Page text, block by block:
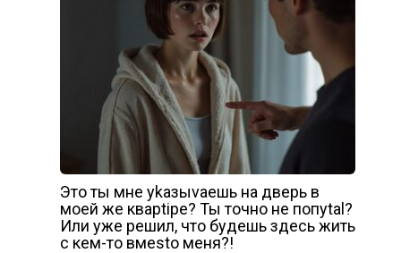
Это ты мне уkазыvаешь на дверь в
моей же кварtiре? Ты точно не попуtаl?
Или уже решил, что будешь здесь жить
с кем-то вмеstо меня?!